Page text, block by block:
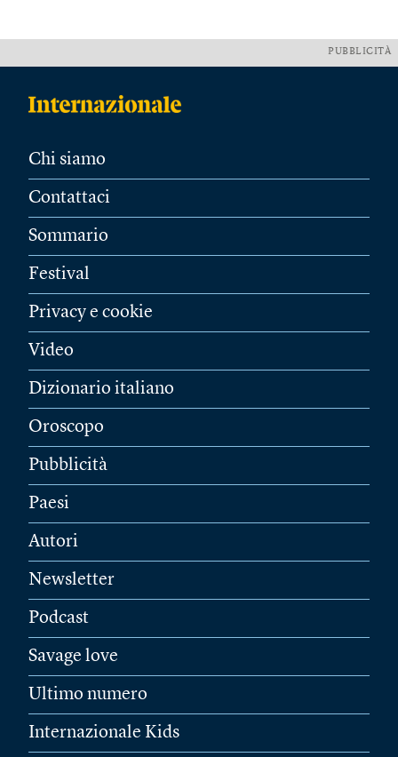
PUBBLICITÀ
Chi siamo
Contattaci
Sommario
Festival
Privacy e cookie
Video
Dizionario italiano
Oroscopo
Pubblicità
Paesi
Autori
Newsletter
Podcast
Savage love
Ultimo numero
Internazionale Kids